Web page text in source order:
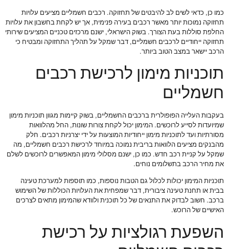
כמו כן, כדאי לשים לב להיבטים של תחזוקה. רכבים חשמליים מציעים עלויות
תחזוקה נמוכות יותר מאשר רכבים בעירה פנימית, אך יש לקחת בחשבון את עלויות
החלפת סוללות בעת הצורך. בשוק הישראלי, ישנם מרכזים טכניים המציעים שירותי
תחזוקה ייחודיים לרכבים חשמליים, דבר שמקל על תהליך התחזוקה ומבטיח כי
הרכב יישאר במצב הטוב ביותר.
תוכניות מימון לרכישת רכבים
חשמליים
בעקבות העלייה הפופולרית ברכבים החשמליים, בשוק קיימות מגוון תוכניות מימון
שמיועדות לסייע לרוכשים. המימון יכול לקחת צורות שונות, החל מהלוואות
מסורתיות ועד לתוכניות מימון ייחודיות המוצעות על ידי יצרניות רכבים. חלק
מהבנקים מציעים הלוואות בריבית נמוכה במיוחד לרכישת רכבים חשמליים, מה
שמקל על קניית רכב חדש. כמו כן, ישנם מסלולי מימון המאפשרים לרוכשים לשלם
את מחיר הרכב בתשלומים נוחים.
תוכניות המימון יכולות לכלול גם הטבות נוספות, כמו תוספות למערכת טעינה
בבית או תחנת טעינה ציבורית, דבר שמפחית את העלויות הכוללות של השימוש
ברכב. חשוב לבדוק את התנאים של כל תוכנית ולוודא שהמימון מתאים לצרכים
האישיים של הרוכש.
השפעת רגולציות על רכישת